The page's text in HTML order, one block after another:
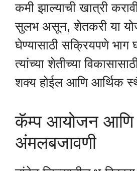
कमी झाल्याची खात्री
सुलभ असून, शेतकरी या
घेण्यासाठी सक्रियपणे भाग
त्यांच्या शेतीच्या
शक्य होईल आणि आर्थिक
कॅम्प आयोजन आणि
अंमलबजावणी